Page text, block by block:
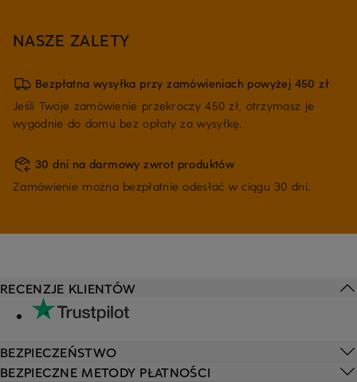
NASZE ZALETY
Bezpłatna wysyłka przy zamówieniach powyżej 450 zł
Jeśli Twoje zamówienie przekroczy 450 zł, otrzymasz je
wygodnie do domu bez opłaty za wysyłkę.
30 dni na darmowy zwrot produktów
Zamówienie można bezpłatnie odesłać w ciągu 30 dni.
RECENZJE KLIENTÓW
BEZPIECZEŃSTWO
BEZPIECZNE METODY PŁATNOŚCI